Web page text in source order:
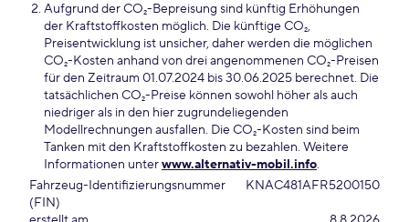
Aufgrund der CO₂-Bepreisung sind künftig Erhöhungen
der Kraftstoffkosten möglich. Die künftige CO₂,
Preisentwicklung ist unsicher, daher werden die möglichen
CO₂-Kosten anhand von drei angenommenen CO₂-Preisen
für den Zeitraum 01.07.2024 bis 30.06.2025 berechnet. Die
tatsächlichen CO₂-Preise können sowohl höher als auch
niedriger als in den hier zugrundeliegenden
Modellrechnungen ausfallen. Die CO₂-Kosten sind beim
Tanken mit den Kraftstoffkosten zu bezahlen. Weitere
Informationen unterwww.alternativ-mobil.info.
Fahrzeug-Identifizierungsnummer
(FIN)
KNAC481AFR5200150